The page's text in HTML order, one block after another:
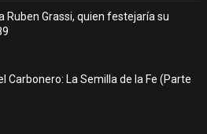
Ruben Grassi, quien festejaría su
Carbonero: La Semilla de la Fe (Parte